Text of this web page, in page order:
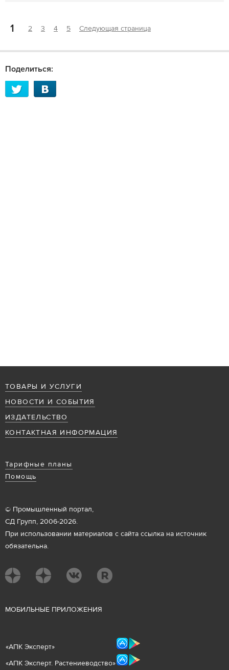
1 2 3 4 5 Следующая страница
Поделиться:
ТОВАРЫ И УСЛУГИ
НОВОСТИ И СОБЫТИЯ
ИЗДАТЕЛЬСТВО
КОНТАКТНАЯ ИНФОРМАЦИЯ
Тарифные планы
Помощь
© Промышленный портал,
СД Групп, 2006-2026.
При использовании материалов с сайта ссылка на источник
обязательна.
МОБИЛЬНЫЕ ПРИЛОЖЕНИЯ
«АПК Эксперт»
«АПК Эксперт. Растениеводство»